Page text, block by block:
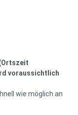
voraussichtlich
wie möglich an